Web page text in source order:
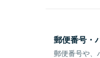
郵便番号・
郵便番号や、